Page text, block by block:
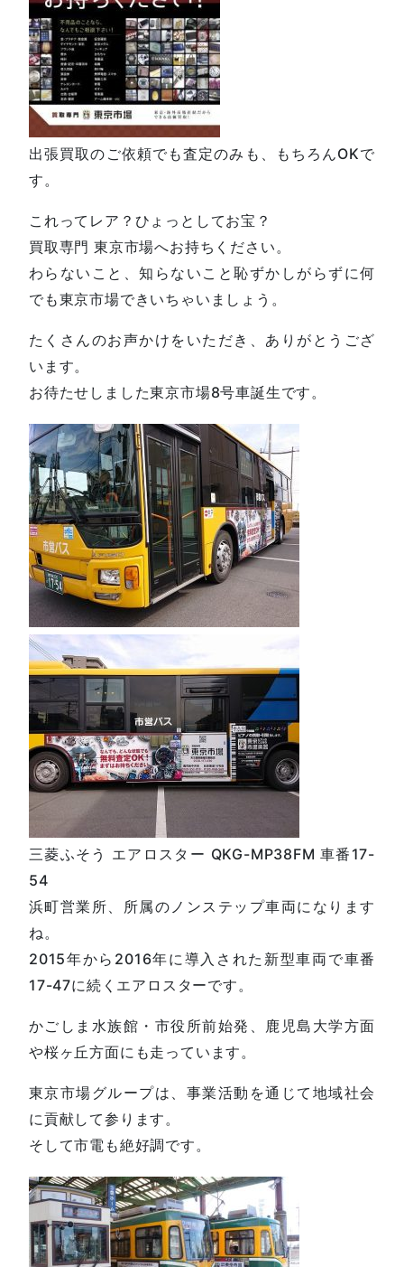
出張買取のご依頼でも査定のみも、もちろんOKで
す。
これってレア？ひょっとしてお宝？
買取専門 東京市場へお持ちください。
わらないこと、知らないこと恥ずかしがらずに何
でも東京市場できいちゃいましょう。
たくさんのお声かけをいただき、ありがとうござ
います。
お待たせしました東京市場8号車誕生です。
三菱ふそう エアロスター QKG-MP38FM 車番17-
54
浜町営業所、所属のノンステップ車両になります
ね。
2015年から2016年に導入された新型車両で車番
17-47に続くエアロスターです。
かごしま水族館・市役所前始発、鹿児島大学方面
や桜ヶ丘方面にも走っています。
東京市場グループは、事業活動を通じて地域社会
に貢献して参ります。
そして市電も絶好調です。